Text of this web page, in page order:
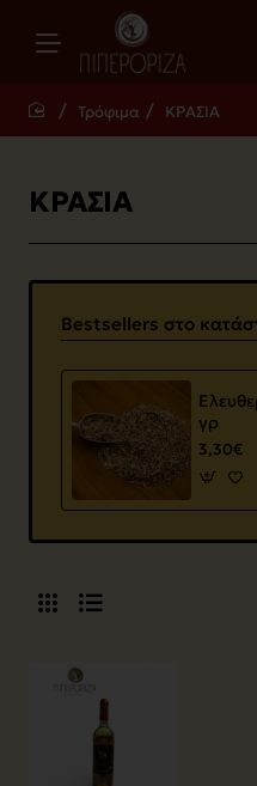
Τρόφιμα ΚΡΑΣΙΑ
ΚΡΑΣΙΑ
Bestsellers στο
γρ
3,30€